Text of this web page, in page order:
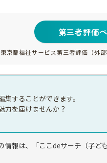
第三者評価
京都福祉サービス第三者評価（外
することができます。
力を届けませんか？
情報は、「ここdeサーチ（子